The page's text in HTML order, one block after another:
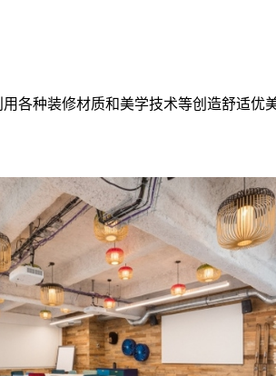
种装修材质和美学技术等创造舒适优